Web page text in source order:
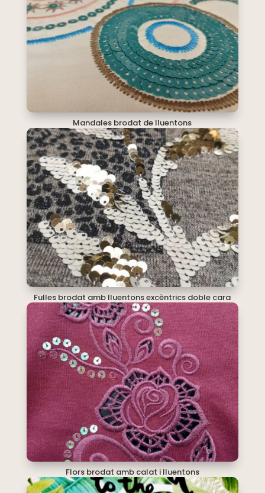
Mandales brodat de lluentons
Fulles brodat amb lluentons excèntrics doble cara
Flors brodat amb calat i lluentons